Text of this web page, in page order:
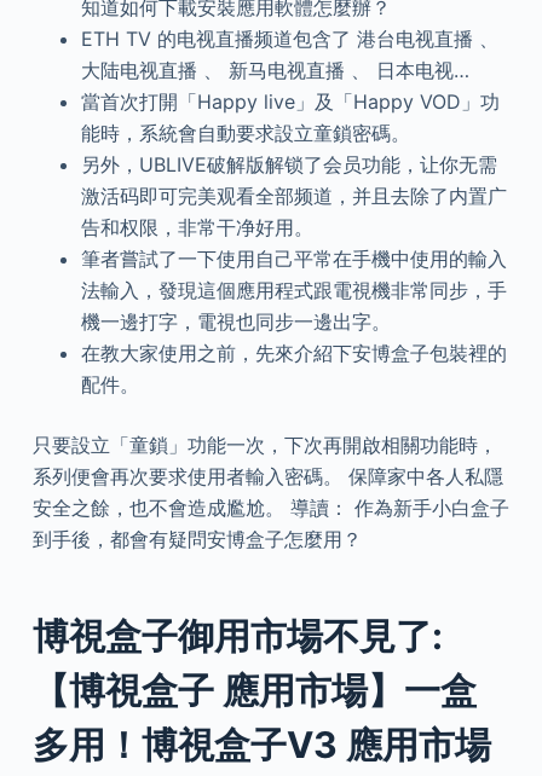
知道如何下載安裝應用軟體怎麼辦？
ETH TV 的电视直播频道包含了 港台电视直播 、
大陆电视直播 、 新马电视直播 、 日本电视…
當首次打開「Happy live」及「Happy VOD」功
能時，系統會自動要求設立童鎖密碼。
另外，UBLIVE破解版解锁了会员功能，让你无需
激活码即可完美观看全部频道，并且去除了内置广
告和权限，非常干净好用。
筆者嘗試了一下使用自己平常在手機中使用的輸入
法輸入，發現這個應用程式跟電視機非常同步，手
機一邊打字，電視也同步一邊出字。
在教大家使用之前，先來介紹下安博盒子包裝裡的
配件。
只要設立「童鎖」功能一次，下次再開啟相關功能時，
系列便會再次要求使用者輸入密碼。 保障家中各人私隱
安全之餘，也不會造成尷尬。 導讀： 作為新手小白盒子
到手後，都會有疑問安博盒子怎麼用？
博視盒子御用市場不見了:
【博視盒子 應用市場】一盒
多用！博視盒子V3 應用市場